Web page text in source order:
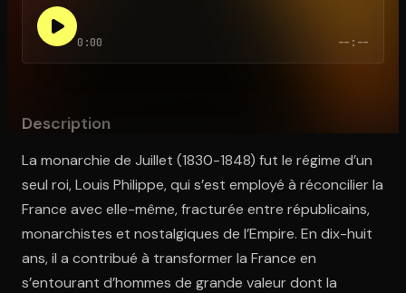
0:00 --:--
Description
La monarchie de Juillet (1830-1848) fut le régime d’un
seul roi, Louis Philippe, qui s’est employé à réconcilier la
France avec elle-même, fracturée entre républicains,
monarchistes et nostalgiques de l’Empire. En dix-huit
ans, il a contribué à transformer la France en
s’entourant d’hommes de grande valeur dont la